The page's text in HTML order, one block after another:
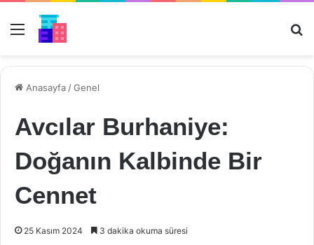
Menü
Anasayfa /Genel
Avcılar Burhaniye:
Doğanın Kalbinde Bir
Cennet
25 Kasım 2024 3 dakika okuma süresi